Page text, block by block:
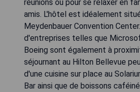
réunions ou pour se relaxer en
amis. L'hôtel est idéalement
Meydenbauer Convention
d'entreprises telles que
Boeing sont également à
séjournant au Hilton Bellevue
d'une cuisine sur place au
Bar ainsi que de boissons